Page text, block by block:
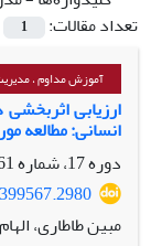
تعداد مقالات:
1
آموزش مداوم ،
ارزیابی
انسانی: مطالعه
دوره 17، شماره 61، تابستان 1402، صفحه
مبین طاطاری،